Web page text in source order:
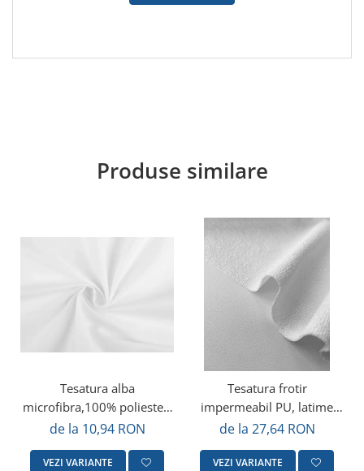
Produse similare
Tesatura alba
microfibra,100% poliester,
latime 220/225 cm, Gecor
de la 10,94 RON
VEZI VARIANTE
Tesatura frotir
impermeabil PU, latime
203 cm, Gecor, Alb
de la 27,64 RON
VEZI VARIANTE